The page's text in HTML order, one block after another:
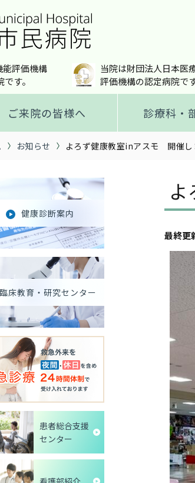
能評価機構
す。
当院は財団法人日本医
評価機構の認定病院です
ご来院の皆様へ 診療科・
お知らせ よろず健康教室inアスモ 開催し
最終更
健康診断案内
臨床教育・研究センター
患者総合支援
センター